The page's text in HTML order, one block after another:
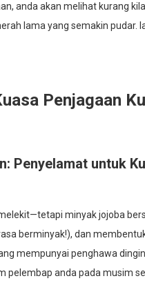
anda akan melihat kurang
lama yang semakin pudar.
Penjagaan
Penyelamat untuk
minyak jojoba
berminyak!), dan
mempunyai penghawa
pelembap anda pada musim